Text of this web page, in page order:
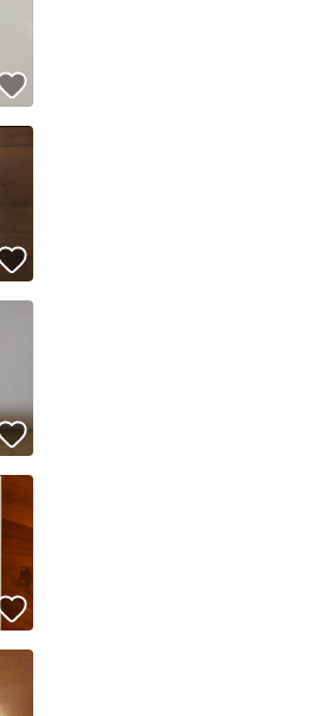
をクリアした安心・安全なユーザーです
フリマの取引を完了させた実績があります
リマサービスでの取引実績があります
しているものではありません
度で24時間以内＆設定した発送日数内に発送してい
で24時間以内に発送しています
た発送日数内に発送しています
をコピーします
す
ージへ
セル
いいね！
いいね！